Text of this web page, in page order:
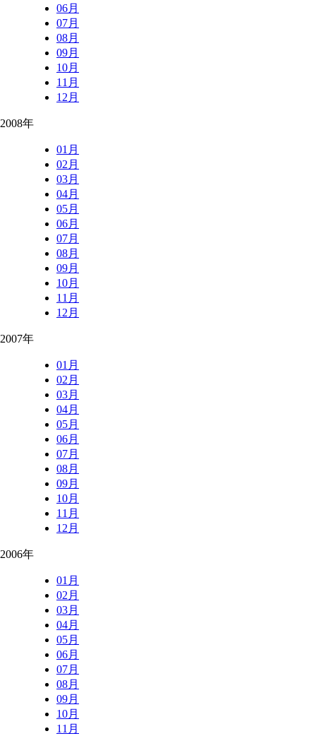
06月
07月
08月
09月
10月
11月
12月
2008年
01月
02月
03月
04月
05月
06月
07月
08月
09月
10月
11月
12月
2007年
01月
02月
03月
04月
05月
06月
07月
08月
09月
10月
11月
12月
2006年
01月
02月
03月
04月
05月
06月
07月
08月
09月
10月
11月